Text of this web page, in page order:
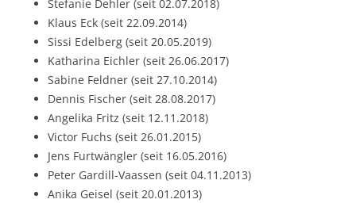
Stefanie Dehler (seit 02.07.2018)
Klaus Eck (seit 22.09.2014)
Sissi Edelberg (seit 20.05.2019)
Katharina Eichler (seit 26.06.2017)
Sabine Feldner (seit 27.10.2014)
Dennis Fischer (seit 28.08.2017)
Angelika Fritz (seit 12.11.2018)
Victor Fuchs (seit 26.01.2015)
Jens Furtwängler (seit 16.05.2016)
Peter Gardill-Vaassen (seit 04.11.2013)
Anika Geisel (seit 20.01.2013)